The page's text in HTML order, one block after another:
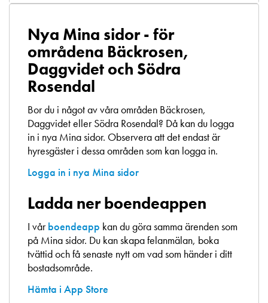
Nya Mina sidor - för
områdena Bäckrosen,
Daggvidet och Södra
Rosendal
Bor du i något av våra områden Bäckrosen,
Daggvidet eller Södra Rosendal? Då kan du logga
in i nya Mina sidor. Observera att det endast är
hyresgäster i dessa områden som kan logga in.
Logga in i nya Mina sidor
Ladda ner boendeappen
I vårboendeapp kan du göra samma ärenden som
på Mina sidor. Du kan skapa felanmälan, boka
tvättid och få senaste nytt om vad som händer i ditt
bostadsområde.
Hämta i App Store